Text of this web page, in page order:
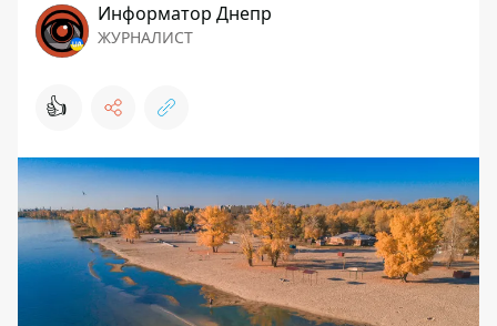
Информатор Днепр
ЖУРНАЛИСТ
👍